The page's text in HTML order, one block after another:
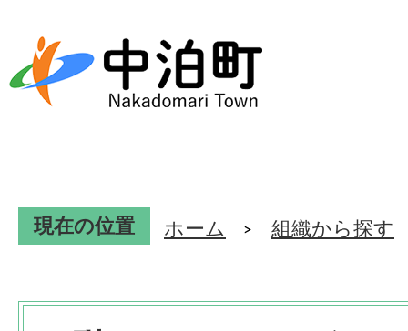
現在の位置 ホーム 組織から探す